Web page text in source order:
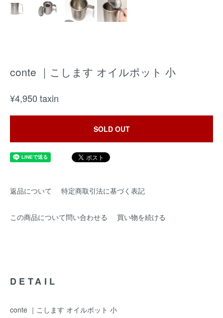
conte ｜こします オイルポット 小
¥4,950 taxin
SOLD OUT
返品について 特定商取引法に基づく表記
この商品について問い合わせる 買い物を続ける
DETAIL
conte ｜こします オイルポット 小